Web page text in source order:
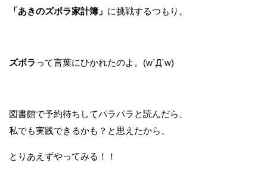
「あきのズボラ家計簿」 に挑戦するつもり。
ズボラって言葉にひかれたのよ。(w´Д`w)
図書館で予約待ちしてパラパラと読んだら、
私でも実践できるかも？と思えたから、
とりあえずやってみる！！